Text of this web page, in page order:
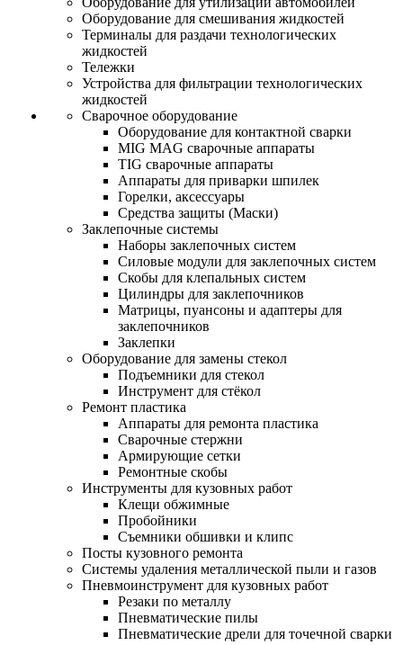
Оборудование для смешивания жидкостей
Терминалы для раздачи технологических
жидкостей
Тележки
Устройства для фильтрации технологических
жидкостей
Сварочное оборудование
Оборудование для контактной сварки
MIG MAG сварочные аппараты
TIG сварочные аппараты
Аппараты для приварки шпилек
Горелки, аксессуары
Средства защиты (Маски)
Заклепочные системы
Наборы заклепочных систем
Силовые модули для заклепочных систем
Скобы для клепальных систем
Цилиндры для заклепочников
Матрицы, пуансоны и адаптеры для
заклепочников
Заклепки
Оборудование для замены стекол
Подъемники для стекол
Инструмент для стёкол
Ремонт пластика
Аппараты для ремонта пластика
Сварочные стержни
Армирующие сетки
Ремонтные скобы
Инструменты для кузовных работ
Клещи обжимные
Пробойники
Съемники обшивки и клипс
Посты кузовного ремонта
Системы удаления металлической пыли и газов
Пневмоинструмент для кузовных работ
Резаки по металлу
Пневматические пилы
Пневматические дрели для точечной сварки